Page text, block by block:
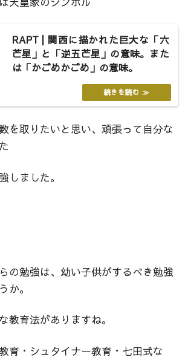
RAPT | 関西に描かれた巨大な「六
芒星」と「逆五芒星」の意味。また
は「かごめかごめ」の意味。
を取りたいと思い、頑張って自分な
しました。
の勉強は、幼い子供がするべき勉強
か。
教育法がありますね。
育・シュタイナー教育・七田式な